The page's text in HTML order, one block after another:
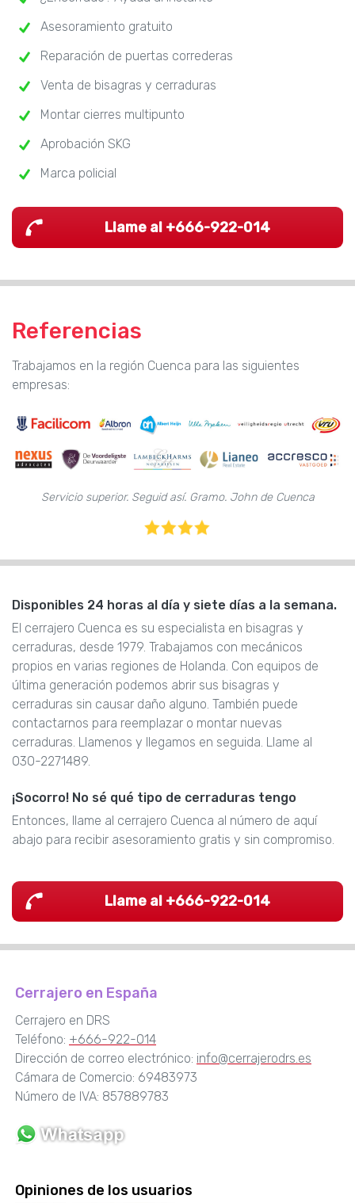
Asesoramiento gratuito
Reparación de puertas correderas
Venta de bisagras y cerraduras
Montar cierres multipunto
Aprobación SKG
Marca policial
Llame al +666-922-014
Referencias
Trabajamos en la región Cuenca para las siguientes
empresas:
Servicio superior. Seguid así. Gramo. John de Cuenca
Disponibles 24 horas al día y siete días a la semana.
El cerrajero Cuenca es su especialista en bisagras y
cerraduras, desde 1979. Trabajamos con mecánicos
propios en varias regiones de Holanda. Con equipos de
última generación podemos abrir sus bisagras y
cerraduras sin causar daño alguno. También puede
contactarnos para reemplazar o montar nuevas
cerraduras. Llamenos y llegamos en seguida. Llame al
030-2271489.
¡Socorro! No sé qué tipo de cerraduras tengo
Entonces, llame al cerrajero Cuenca al número de aquí
abajo para recibir asesoramiento gratis y sin compromiso.
Llame al +666-922-014
Cerrajero en España
Cerrajero en DRS
Teléfono: +666-922-014
Dirección de correo electrónico: info@cerrajerodrs.es
Cámara de Comercio: 69483973
Número de IVA: 857889783
Opiniones de los usuarios